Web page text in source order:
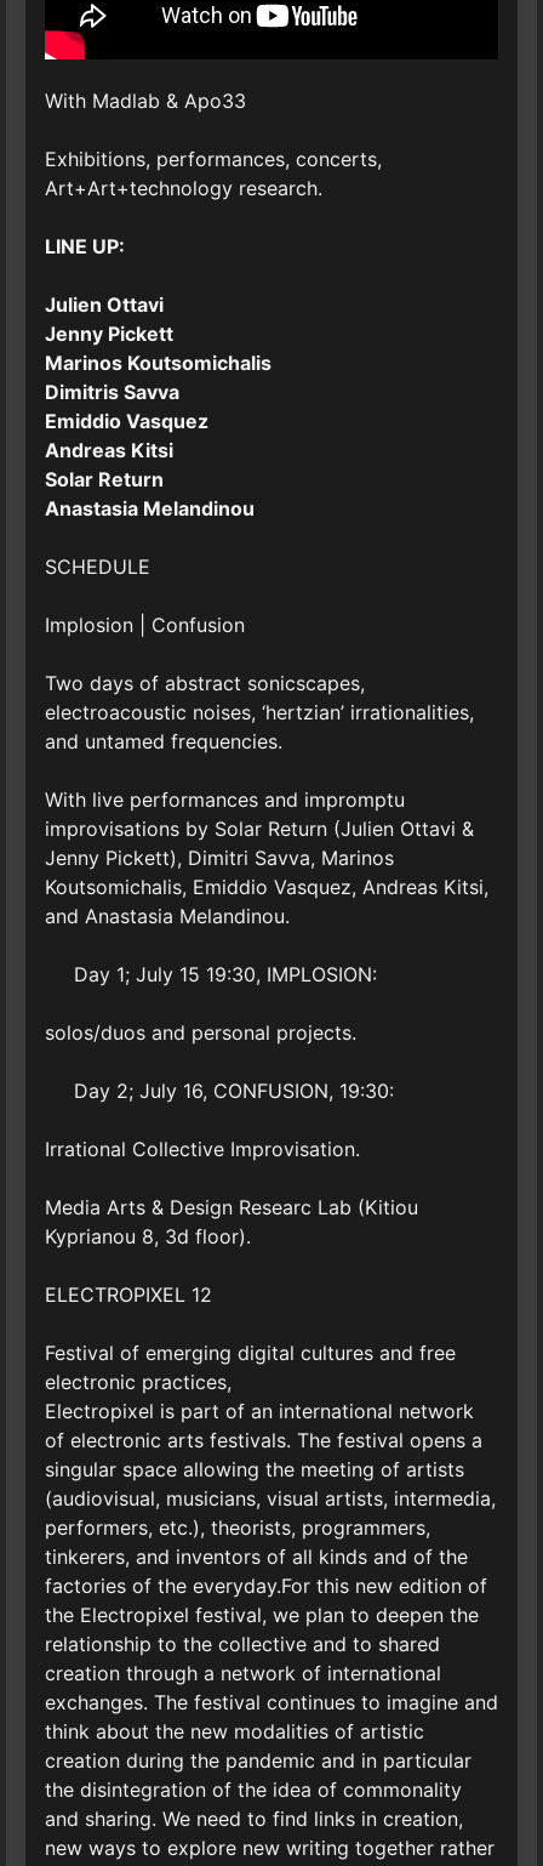
With Madlab & Apo33
Exhibitions, performances, concerts,
Art+Art+technology research.
LINE UP:
Julien Ottavi
Jenny Pickett
Marinos Koutsomichalis
Dimitris Savva
Emiddio Vasquez
Andreas Kitsi
Solar Return
Anastasia Melandinou
SCHEDULE
Implosion | Confusion
Two days of abstract sonicscapes,
electroacoustic noises, ‘hertzian’ irrationalities,
and untamed frequencies.
With live performances and impromptu
improvisations by Solar Return (Julien Ottavi &
Jenny Pickett), Dimitri Savva, Marinos
Koutsomichalis, Emiddio Vasquez, Andreas Kitsi,
and Anastasia Melandinou.
Day 1; July 15 19:30, IMPLOSION:
solos/duos and personal projects.
Day 2; July 16, CONFUSION, 19:30:
Irrational Collective Improvisation.
Media Arts & Design Researc Lab (Kitiou
Kyprianou 8, 3d floor).
ELECTROPIXEL 12
Festival of emerging digital cultures and free
electronic practices,
Electropixel is part of an international network
of electronic arts festivals. The festival opens a
singular space allowing the meeting of artists
(audiovisual, musicians, visual artists, intermedia,
performers, etc.), theorists, programmers,
tinkerers, and inventors of all kinds and of the
factories of the everyday.For this new edition of
the Electropixel festival, we plan to deepen the
relationship to the collective and to shared
creation through a network of international
exchanges. The festival continues to imagine and
think about the new modalities of artistic
creation during the pandemic and in particular
the disintegration of the idea of commonality
and sharing. We need to find links in creation,
new ways to explore new writing together rather